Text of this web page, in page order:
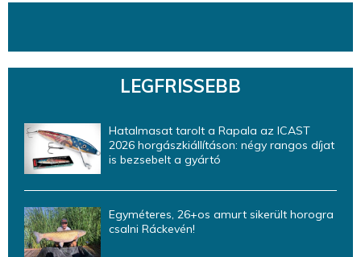
LEGFRISSEBB
Hatalmasat tarolt a Rapala az ICAST
2026 horgászkiállításon: négy rangos díjat
is bezsebelt a gyártó
Egyméteres, 26+os amurt sikerült horogra
csalni Ráckevén!